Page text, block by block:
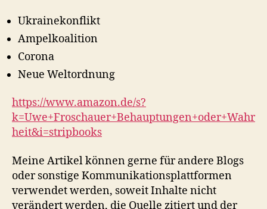
Ukrainekonflikt
Ampelkoalition
Corona
Neue Weltordnung
https://www.amazon.de/s?
k=Uwe+Froschauer+Behauptungen+oder+Wahr
heit&i=stripbooks
Meine Artikel können gerne für andere Blogs
oder sonstige Kommunikationsplattformen
verwendet werden, soweit Inhalte nicht
verändert werden, die Quelle zitiert und der